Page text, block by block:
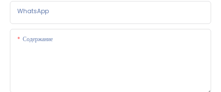
WhatsApp
Содержание